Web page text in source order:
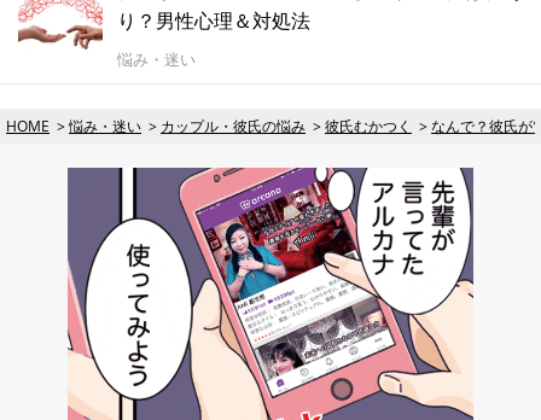
り？男性心理＆対処法
悩み・迷い
HOME 悩み・迷い カップル・彼氏の悩み 彼氏むかつく なんで？彼氏が